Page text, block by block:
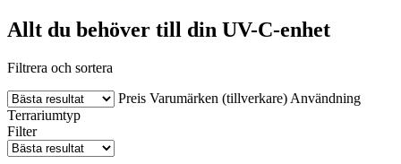
Allt du behöver till din UV-C-enhet
Filtrera och sortera
Preis Varumärken (tillverkare) Användning
Terrariumtyp
Filter